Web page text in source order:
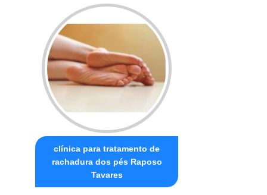
clínica para tratamento de
rachadura dos pés Raposo
Tavares